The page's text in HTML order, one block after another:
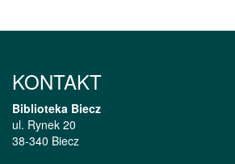
KONTAKT
Biblioteka Biecz
ul. Rynek 20
38-340 Biecz